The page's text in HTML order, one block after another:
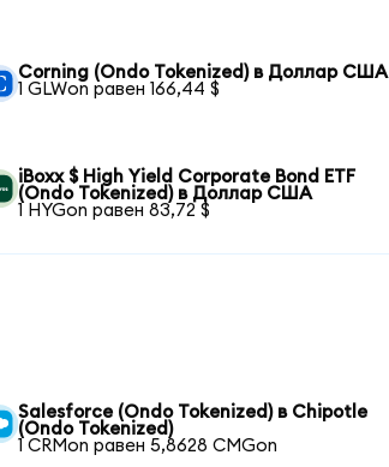
Corning (Ondo Tokenized) в Доллар США
1 GLWon равен 166,44 $
iBoxx $ High Yield Corporate Bond ETF
(Ondo Tokenized) в Доллар США
1 HYGon равен 83,72 $
Salesforce (Ondo Tokenized) в Chipotle
(Ondo Tokenized)
1 CRMon равен 5,8628 CMGon